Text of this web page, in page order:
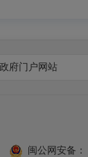
府门户网站
闽公网安备：